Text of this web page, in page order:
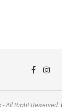
All Right Reserved.